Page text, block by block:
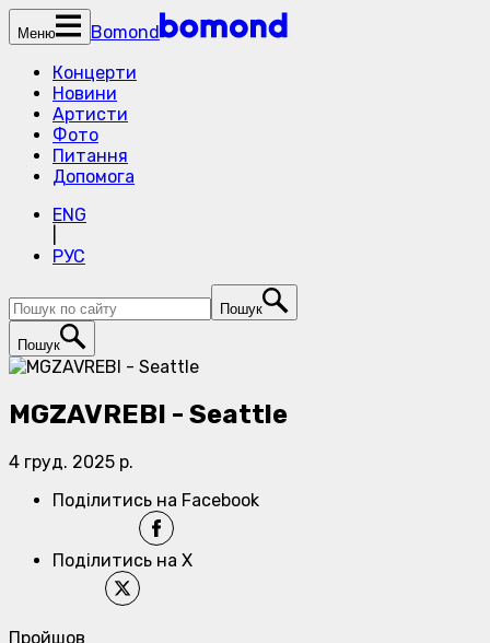
Меню
Bomond
Концерти
Новини
Артисти
Фото
Питання
Допомога
ENG
РУС
Пошук
Пошук
MGZAVREBI - Seattle
4 груд. 2025 р.
Поділитись на Facebook
Поділитись на X
Пройшов